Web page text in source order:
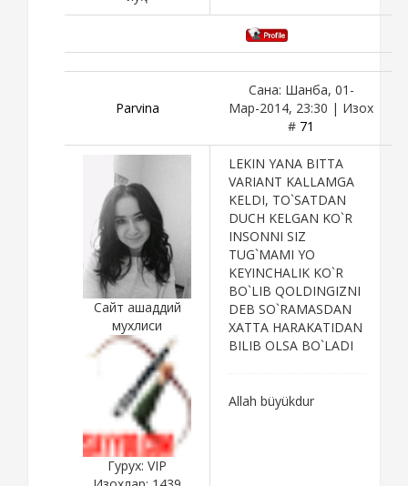
Parvina
Сана: Шанба, 01-
Мар-2014, 23:30 | Изох
# 71
Сайт ашаддий
мухлиси
Гурух: VIP
LEKIN YANA BITTA
VARIANT KALLAMGA
KELDI, TO`SATDAN
DUCH KELGAN KO`R
INSONNI SIZ
TUG`MAMI YO
KEYINCHALIK KO`R
BO`LIB QOLDINGIZNI
DEB SO`RAMASDAN
XATTA HARAKATIDAN
BILIB OLSA BO`LADI
Allah büyükdur